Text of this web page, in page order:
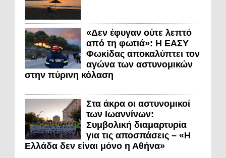
«Δεν έφυγαν ούτε λεπτό
από τη φωτιά»: Η ΕΑΣΥ
Φωκίδας αποκαλύπτει τον
αγώνα των αστυνομικών
στην πύρινη κόλαση
Στα άκρα οι αστυνομικοί
των Ιωαννίνων:
Συμβολική διαμαρτυρία
για τις αποσπάσεις – «Η
Ελλάδα δεν είναι μόνο η Αθήνα»